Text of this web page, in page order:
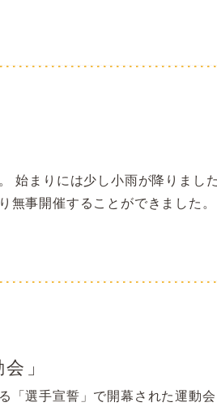
始まりには少し小雨が降りまし
無事開催することができました
」
「選手宣誓」で開幕された運動